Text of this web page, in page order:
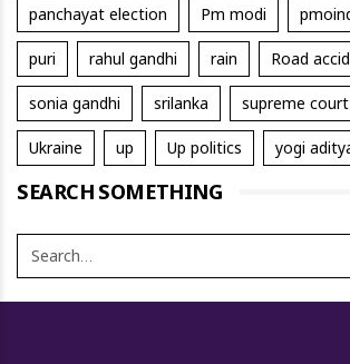
panchayat election Pm modi
puri rahul gandhi rain Road
sonia gandhi srilanka supreme court
Ukraine up Up politics yogi
SEARCH SOMETHING